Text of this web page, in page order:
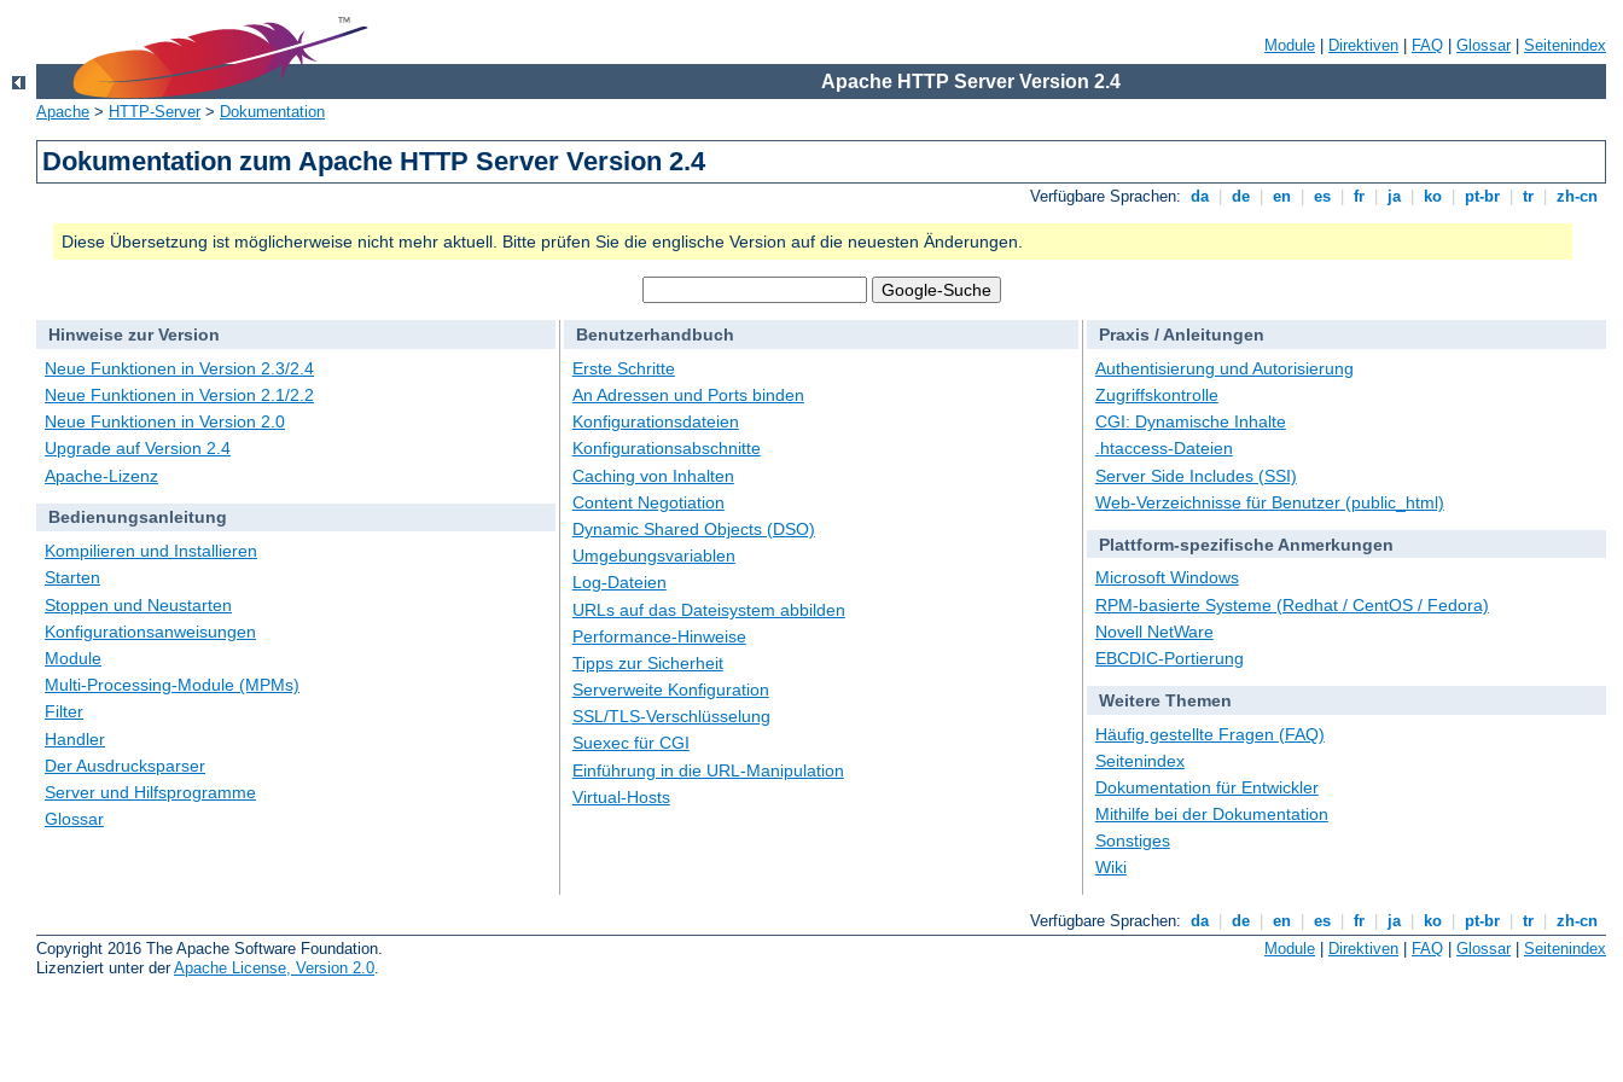
Module Direktiven FAQ Glossar| Seitenindex
Apache HTTP Server Version 2.4
Apache > HTTP-Server> Dokumentation
Dokumentation zum Apache HTTP Server Version 2.4
Verfügbare Sprachen: da de en es fr ja ko pt-br tr zh-cn
Diese Übersetzung ist möglicherweise nicht mehr aktuell. Bitte prüfen Sie die englische Version auf die neuesten Änderungen.
Hinweise zur Version
Neue Funktionen in Version 2.3/2.4
Neue Funktionen in Version 2.1/2.2
Neue Funktionen in Version 2.0
Upgrade auf Version 2.4
Apache-Lizenz
Bedienungsanleitung
Kompilieren und Installieren
Starten
Stoppen und Neustarten
Konfigurationsanweisungen
Module
Multi-Processing-Module (MPMs)
Filter
Handler
Der Ausdrucksparser
Server und Hilfsprogramme
Glossar
Benutzerhandbuch
Erste Schritte
An Adressen und Ports binden
Konfigurationsdateien
Konfigurationsabschnitte
Caching von Inhalten
Content Negotiation
Dynamic Shared Objects (DSO)
Umgebungsvariablen
Log-Dateien
URLs auf das Dateisystem abbilden
Performance-Hinweise
Tipps zur Sicherheit
Serverweite Konfiguration
SSL/TLS-Verschlüsselung
Suexec für CGI
Einführung in die URL-Manipulation
Virtual-Hosts
Praxis / Anleitungen
Authentisierung und Autorisierung
Zugriffskontrolle
CGI: Dynamische Inhalte
.htaccess-Dateien
Server Side Includes (SSI)
Web-Verzeichnisse für Benutzer (public_html)
Plattform-spezifische Anmerkungen
Microsoft Windows
RPM-basierte Systeme (Redhat / CentOS / Fedora)
Novell NetWare
EBCDIC-Portierung
Weitere Themen
Häufig gestellte Fragen (FAQ)
Seitenindex
Dokumentation für Entwickler
Mithilfe bei der Dokumentation
Sonstiges
Wiki
Verfügbare Sprachen: da de en es fr ja ko pt-br tr
zh-cn
Copyright 2016 The Apache Software Foundation.
Lizenziert unter derApache License, Version 2.0
Module | Direktiven | FAQ | Glossar| Seitenindex